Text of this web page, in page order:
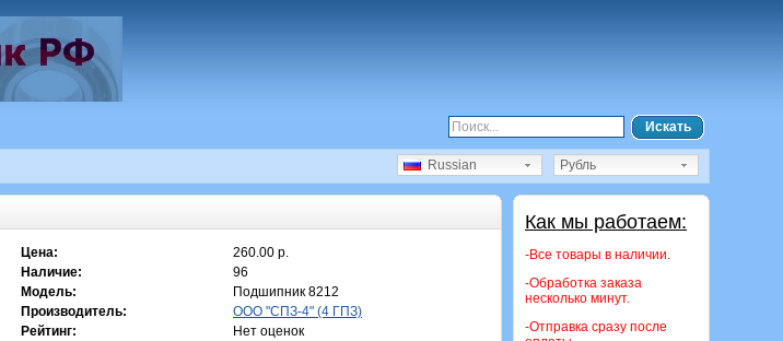
Искать
Рубль
Russian
Как мы работаем:
-Все товары в наличии.
-Обработка заказа
несколько минут.
-Отправка сразу после
Цена:
260.00 р.
Наличие:
96
Модель:
Подшипник 8212
Производитель:
ООО "СПЗ-4" (4 ГПЗ)
Рейтинг:
Нет оценок